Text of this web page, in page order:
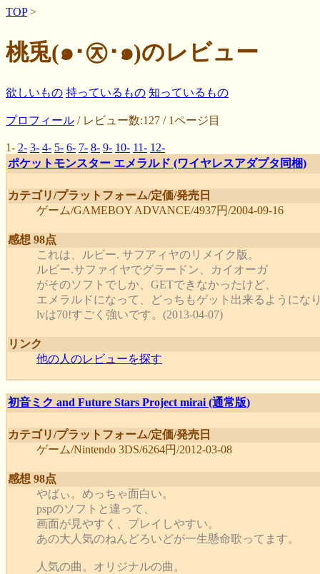
TOP>
桃兎(๑･㉨･๑)のレビュー
欲しいもの 持っているもの 知っているもの
プロフィール / レビュー数:127 / 1ページ目
1- 2- 3- 4- 5- 6- 7- 8- 9- 10- 11- 12-
ポケットモンスター エメラルド (ワイヤレスアダプタ同梱)
カテゴリ/プラットフォーム/定価/発売日
ゲーム/GAMEBOY ADVANCE/4937円/2004-09-16
感想 98点
これは、ルビー. サフアィヤのリメイク版。
ルビー.サファイヤでグラードン、カイオーガ
がそのソフトでしか、GETできなかったけど、
エメラルドになって、どっちもゲット出来るようにな
lvは70!すごく強いです。(2013-04-07)
リンク
他の人のレビューを探す
初音ミク and Future Stars Project mirai (通常版)
カテゴリ/プラットフォーム/定価/発売日
ゲーム/Nintendo 3DS/6264円/2012-03-08
感想 98点
やばぃ。めっちゃ面白い。
pspのソフトと違って、
画面が見やすく、プレイしやすい。
あの大人気のねんどろいどが一生懸命歌ってます。
人気の曲。オリジナルの曲。